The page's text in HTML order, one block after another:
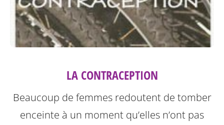
LA CONTRACEPTION
Beaucoup de femmes redoutent de tomber
enceinte à un moment qu’elles n’ont pas